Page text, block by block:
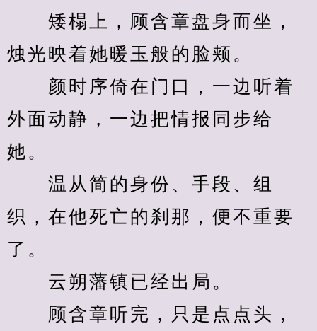
矮榻上，顾含章盘身而坐，
烛光映着她暖玉般的脸颊。
颜时序倚在门口，一边听着
外面动静，一边把情报同步给
她。
温从简的身份、手段、组
织，在他死亡的刹那，便不重要
了。
云朔藩镇已经出局。
顾含章听完，只是点点头，